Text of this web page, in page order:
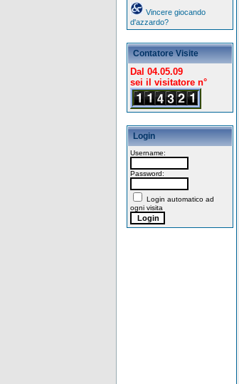
Vincere giocando
d'azzardo?
Contatore Visite
Dal 04.05.09
sei il visitatore n°
Login
Username:
Password:
Login automatico ad
ogni visita